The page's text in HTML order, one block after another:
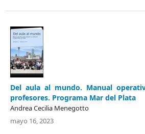
Del aula al mundo. Manual
profesores. Programa Mar del Plata
Andrea Cecilia Menegotto
mayo 16, 2023